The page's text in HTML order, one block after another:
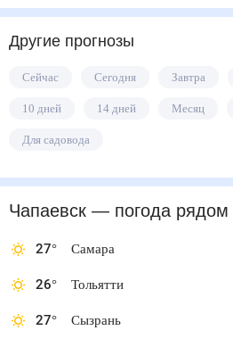
Другие прогнозы
Сейчас Сегодня Завтра
10 дней 14 дней Месяц
Для садовода
Чапаевск — погода рядом
27° Самара
26° Тольятти
27° Сызрань